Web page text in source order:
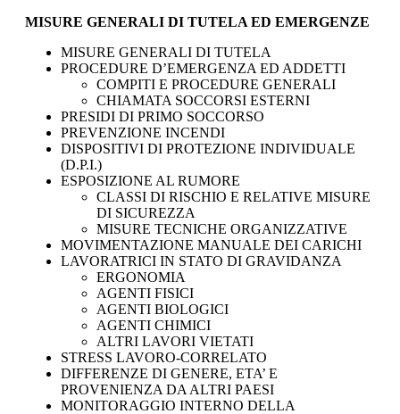
MISURE GENERALI DI TUTELA ED EMERGENZE
MISURE GENERALI DI TUTELA
PROCEDURE D’EMERGENZA ED ADDETTI
COMPITI E PROCEDURE GENERALI
CHIAMATA SOCCORSI ESTERNI
PRESIDI DI PRIMO SOCCORSO
PREVENZIONE INCENDI
DISPOSITIVI DI PROTEZIONE INDIVIDUALE
(D.P.I.)
ESPOSIZIONE AL RUMORE
CLASSI DI RISCHIO E RELATIVE MISURE
DI SICUREZZA
MISURE TECNICHE ORGANIZZATIVE
MOVIMENTAZIONE MANUALE DEI CARICHI
LAVORATRICI IN STATO DI GRAVIDANZA
ERGONOMIA
AGENTI FISICI
AGENTI BIOLOGICI
AGENTI CHIMICI
ALTRI LAVORI VIETATI
STRESS LAVORO-CORRELATO
DIFFERENZE DI GENERE, ETA’ E
PROVENIENZA DA ALTRI PAESI
MONITORAGGIO INTERNO DELLA